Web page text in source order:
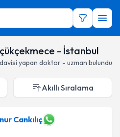
- İstanbul
yapan doktor - uzman bulundu
Akıllı Sıralama
Cankılıç